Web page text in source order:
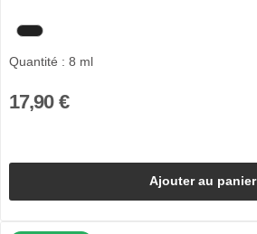
Quantité : 8 ml
17,90 €
Ajouter au panier